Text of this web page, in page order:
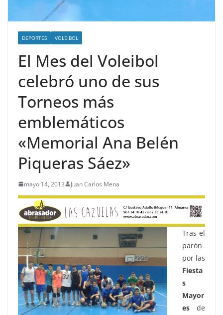
DEPORTES VOLEIBOL
El Mes del Voleibol
celebró uno de sus
Torneos más
emblemáticos
«Memorial Ana Belén
Piqueras Sáez»
mayo 14, 2013 Juan Carlos Mena
Tras el
parón
por las
Fiesta
s
Mayor
es de